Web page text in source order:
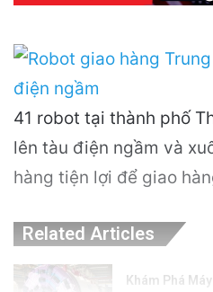
41 robot tại thành phố
lên tàu điện ngầm và
hàng tiện lợi để giao
Related Articles
Khám Phá